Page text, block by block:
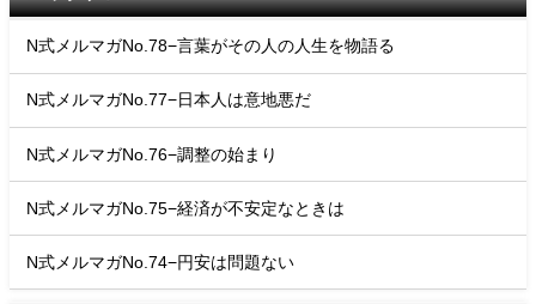
N式メルマガNo.78−言葉がその人の人生を物語る
N式メルマガNo.77−日本人は意地悪だ
N式メルマガNo.76−調整の始まり
N式メルマガNo.75−経済が不安定なときは
N式メルマガNo.74−円安は問題ない